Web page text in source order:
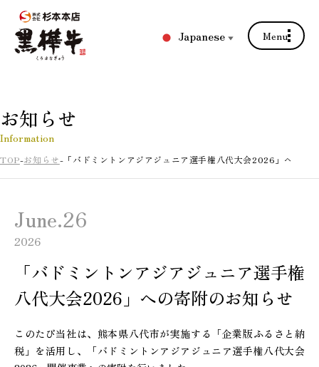
Japanese ▼ Menu
お知らせ
Information
TOP お知らせ 「バドミントンアジアジュニア選手権八代大会2026」への寄
June.26
2026
「バドミントンアジアジュニア選手権
八代大会2026」への寄附のお知らせ
このたび当社は、熊本県八代市が実施する「企業版ふるさと納
税」を活用し、「バドミントンアジアジュニア選手権八代大会